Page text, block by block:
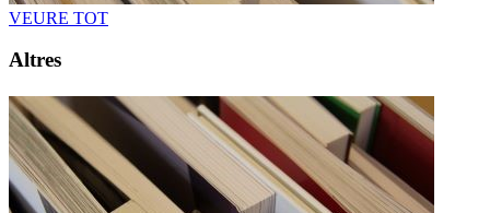
VEURE TOT
Altres